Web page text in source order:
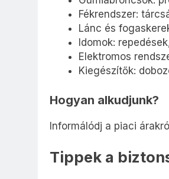
Fékrendszer:
Lánc és
Idomok:
Elektromos
Kiegészítők:
Hogyan alkudjunk?
Informálódj a piaci
Tippek a